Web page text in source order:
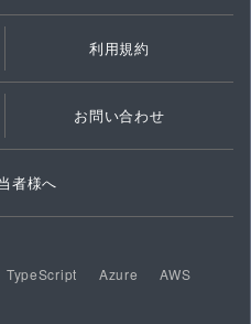
利用規約
お問い合わせ
者様へ
TypeScript Azure
AWS